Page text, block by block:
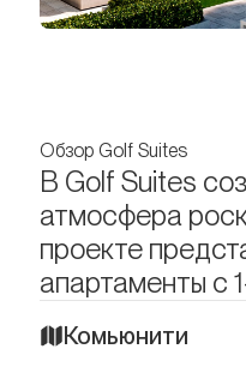
Обзор Golf Suites
В Golf Suites
атмосфера
проекте
апартаменты с
Комьюнити